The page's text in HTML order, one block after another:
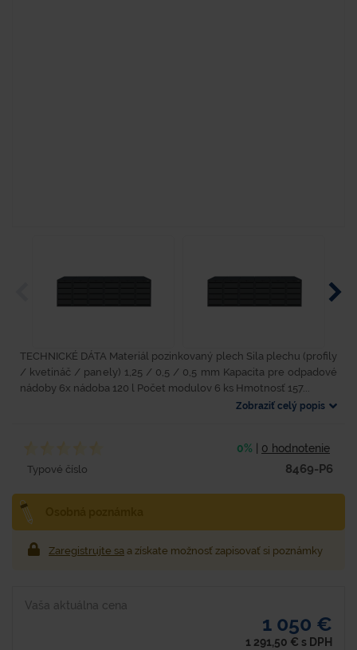
TECHNICKÉ DÁTA Materiál pozinkovaný plech Sila plechu (profily
/ kvetináč / panely) 1,25 / 0,5 / 0,5 mm Kapacita pre odpadové
nádoby 6x nádoba 120 l Počet modulov 6 ks Hmotnosť 157...
Zobraziť celý popis
0% 0 hodnotenie
Typové číslo 8469-P6
Zaregistrujte sa a získate možnosť zapisovať si poznámky
Vaša aktuálna cena
1 050 €
1 291,50 € s DPH